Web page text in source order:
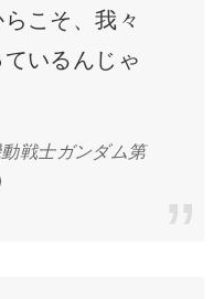
こそ、我々
いるんじゃ
戦士ガンダム第